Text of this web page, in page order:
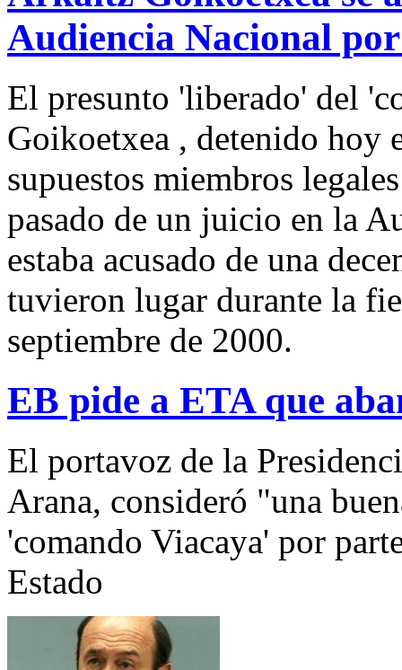
Audiencia Nacional
El presunto 'liberado' del
Goikoetxea , detenido hoy
supuestos miembros
pasado de un juicio en la
estaba acusado de una
tuvieron lugar durante la
septiembre de 2000.
EB pide a ETA que
El portavoz de la
Arana, consideró "una
'comando Viacaya' por
Estado